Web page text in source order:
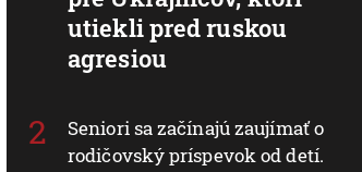
utiekli pred ruskou
agresiou
Seniori sa začínajú zaujímať o
rodičovský príspevok od detí.